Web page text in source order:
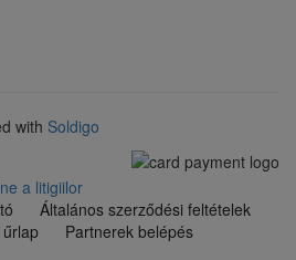
with Soldigo
Általános szerződési feltételek
Partnerek belépés